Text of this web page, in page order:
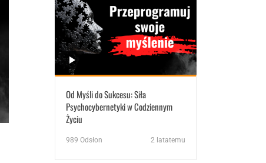
Od Myśli do Sukcesu: Siła
Psychocybernetyki w Codziennym
Życiu
989 Odsłon 2 latatemu